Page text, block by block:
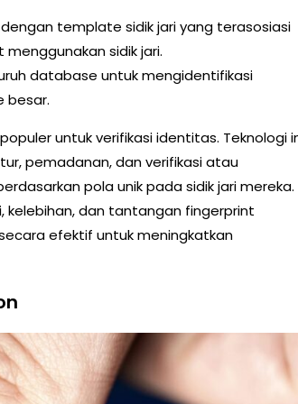
template sidik jari yang terasosiasi
sidik jari.
database untuk mengidentifikasi
besar.
untuk verifikasi identitas. Teknologi
pemadanan, dan verifikasi atau
pola unik pada sidik jari mereka.
kelebihan, dan tantangan fingerprint
efektif untuk meningkatkan